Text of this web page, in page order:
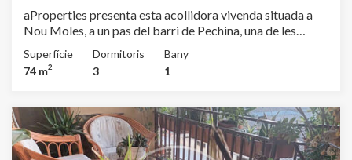
aProperties presenta esta acollidora vivenda situada a
Nou Moles, a un pas del barri de Pechina, una de les
gràcies a la seua excel·lent ubicació i a la seua àmplia
oferta de serveis. Ubicada en una primera planta sense
i una distribució funcional pensada per al dia a dia.
Disposa d'un ampli saló-menjador, una cuina independent
amb eixida a una pràctica terrassa interior, ideal com a
zona de llavador, estenedor o, fins i tot, com un agradable
Superfície
74 m2
Dormitoris
3
Bany
1